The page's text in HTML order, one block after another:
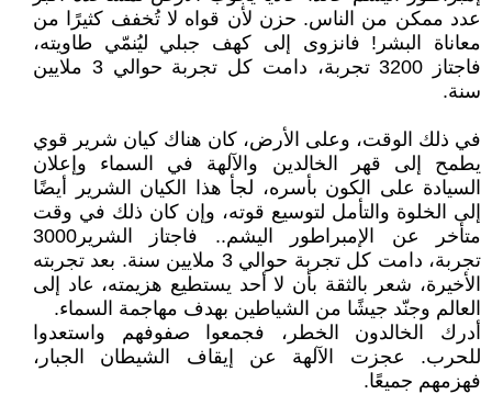
عدد ممكن من الناس. حزن لأن قواه لا تُخفف كثيرًا من
معاناة البشر! فانزوى إلى كهف جبلي ليُنمّي طاويته،
فاجتاز 3200 تجربة، دامت كل تجربة حوالي 3 ملايين
سنة.
في ذلك الوقت، وعلى الأرض، كان هناك كيان شرير قوي
يطمح إلى قهر الخالدين والآلهة في السماء وإعلان
السيادة على الكون بأسره، لجأ هذا الكيان الشرير أيضًا
إلى الخلوة والتأمل لتوسيع قوته، وإن كان ذلك في وقت
متأخر عن الإمبراطور اليشم.. فاجتاز الشرير3000
تجربة، دامت كل تجربة حوالي 3 ملايين سنة. بعد تجربته
الأخيرة، شعر بالثقة بأن لا أحد يستطيع هزيمته، عاد إلى
العالم وجنّد جيشًا من الشياطين بهدف مهاجمة السماء.
أدرك الخالدون الخطر، فجمعوا صفوفهم واستعدوا
للحرب. عجزت الآلهة عن إيقاف الشيطان الجبار،
فهزمهم جميعًا.